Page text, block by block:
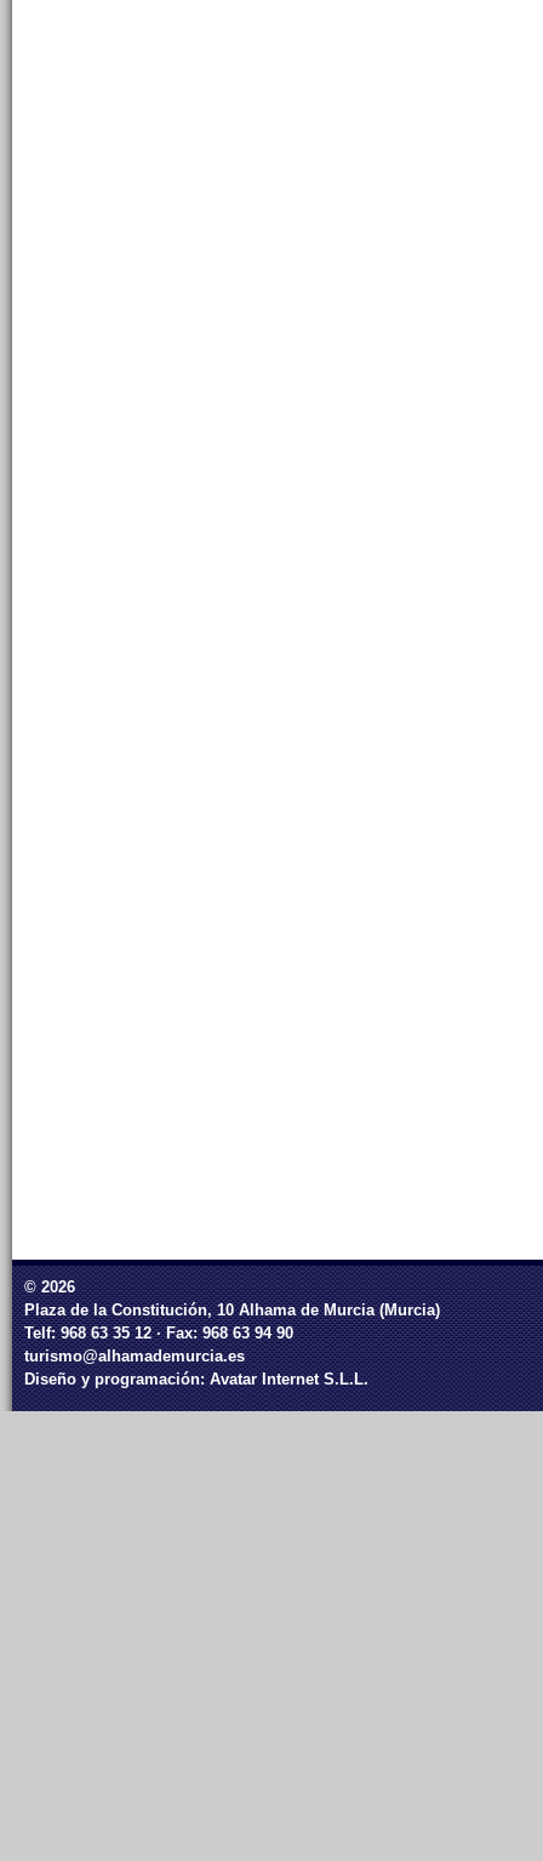
© 2026
Plaza de la Constitución, 10 Alhama de Murcia (Murcia)
Telf: 968 63 35 12 · Fax: 968 63 94 90
turismo@alhamademurcia.es
Diseño y programación:Avatar Internet S.L.L.